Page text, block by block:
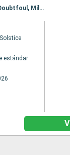
Itinerario : Auckland, Tauranga, Napier, Picton, Wellington, Christchurch, Dunedin, Dusky sound, Doubtfoul, Milford sound, Sidney
estándar